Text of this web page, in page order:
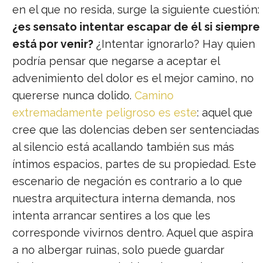
en el que no resida, surge la siguiente cuestión:
¿es sensato intentar escapar de él si siempre
está por venir? ¿Intentar ignorarlo? Hay quien
podría pensar que negarse a aceptar el
advenimiento del dolor es el mejor camino, no
quererse nunca dolido. Camino
extremadamente peligroso es este: aquel que
cree que las dolencias deben ser sentenciadas
al silencio está acallando también sus más
íntimos espacios, partes de su propiedad. Este
escenario de negación es contrario a lo que
nuestra arquitectura interna demanda, nos
intenta arrancar sentires a los que les
corresponde vivirnos dentro. Aquel que aspira
a no albergar ruinas, solo puede guardar